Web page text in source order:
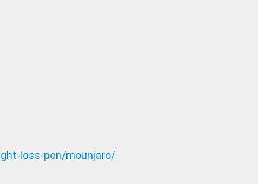
loss-pen/mounjaro/